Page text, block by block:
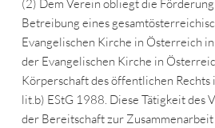
(2) Dem Verein obliegt die
Betreibung eines
Evangelischen Kirche in Österreich
der Evangelischen Kirche in
Körperschaft des öffentlichen Rechts
lit.b) EStG 1988. Diese Tätigkeit des
der Bereitschaft zur